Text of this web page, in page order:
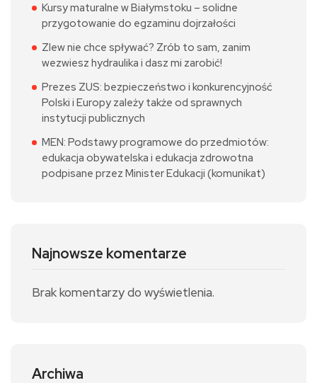
Kursy maturalne w Białymstoku – solidne
przygotowanie do egzaminu dojrzałości
Zlew nie chce spływać? Zrób to sam, zanim
wezwiesz hydraulika i dasz mi zarobić!
Prezes ZUS: bezpieczeństwo i konkurencyjność
Polski i Europy zależy także od sprawnych
instytucji publicznych
MEN: Podstawy programowe do przedmiotów:
edukacja obywatelska i edukacja zdrowotna
podpisane przez Minister Edukacji (komunikat)
Najnowsze komentarze
Brak komentarzy do wyświetlenia.
Archiwa